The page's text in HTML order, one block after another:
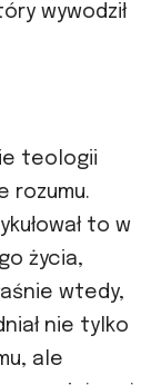
wywodził
teologii
rozumu.
to w
życia,
wtedy,
nie tylko
ale